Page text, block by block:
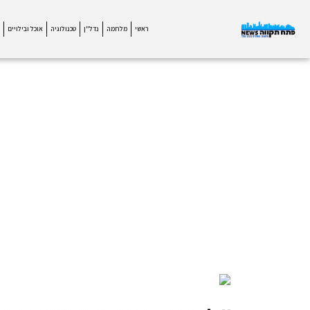
ראשי מלחמה נדל"ן טכנולוגיה אוכל ובילויים